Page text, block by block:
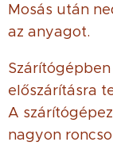
Mosás után
az anyagot.
előszárításra
A
nagyon